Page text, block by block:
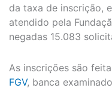
da taxa de inscrição,
atendido pela
negadas 15.083
As inscrições são
FGV, banca